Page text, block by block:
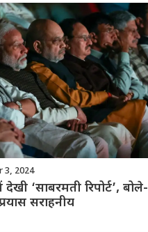
3, 2024
‘साबरमती रिपोर्ट’, बोले-
सराहनीय